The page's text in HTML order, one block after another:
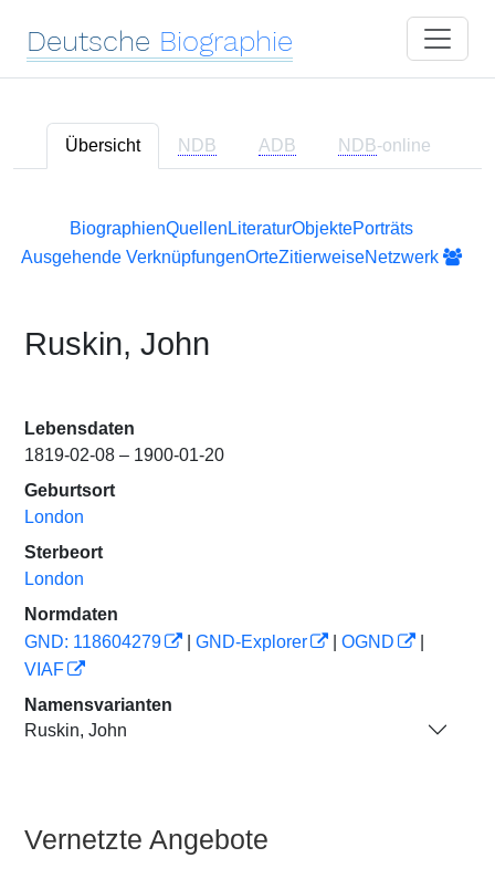
Deutsche Biographie
Übersicht NDB ADB NDB-online
BiographienQuellen LiteraturObjektePorträts
Ausgehende VerknüpfungenOrteZitierweiseNetzwerk
Ruskin, John
Lebensdaten
1819-02-08 – 1900-01-20
Geburtsort
London
Sterbeort
London
Normdaten
GND: 118604279
GND-Explorer OGND
VIAF
Namensvarianten
Ruskin, John
Vernetzte Angebote